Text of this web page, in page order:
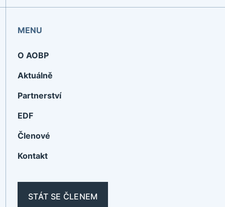
MENU
O AOBP
Aktuálně
Partnerství
EDF
Členové
Kontakt
STÁT SE ČLENEM